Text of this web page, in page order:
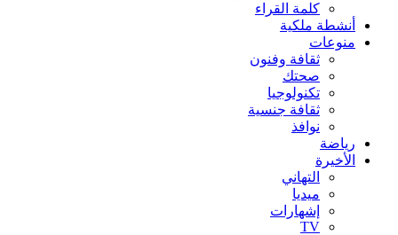
كلمة القراء
أنشطة ملكية
منوعات
ثقافة وفنون
صحتك
تكنولوجيا
ثقافة جنسية
نوافذ
رياضة
الأخيرة
التهاني
ميديا
إشهارات
TV